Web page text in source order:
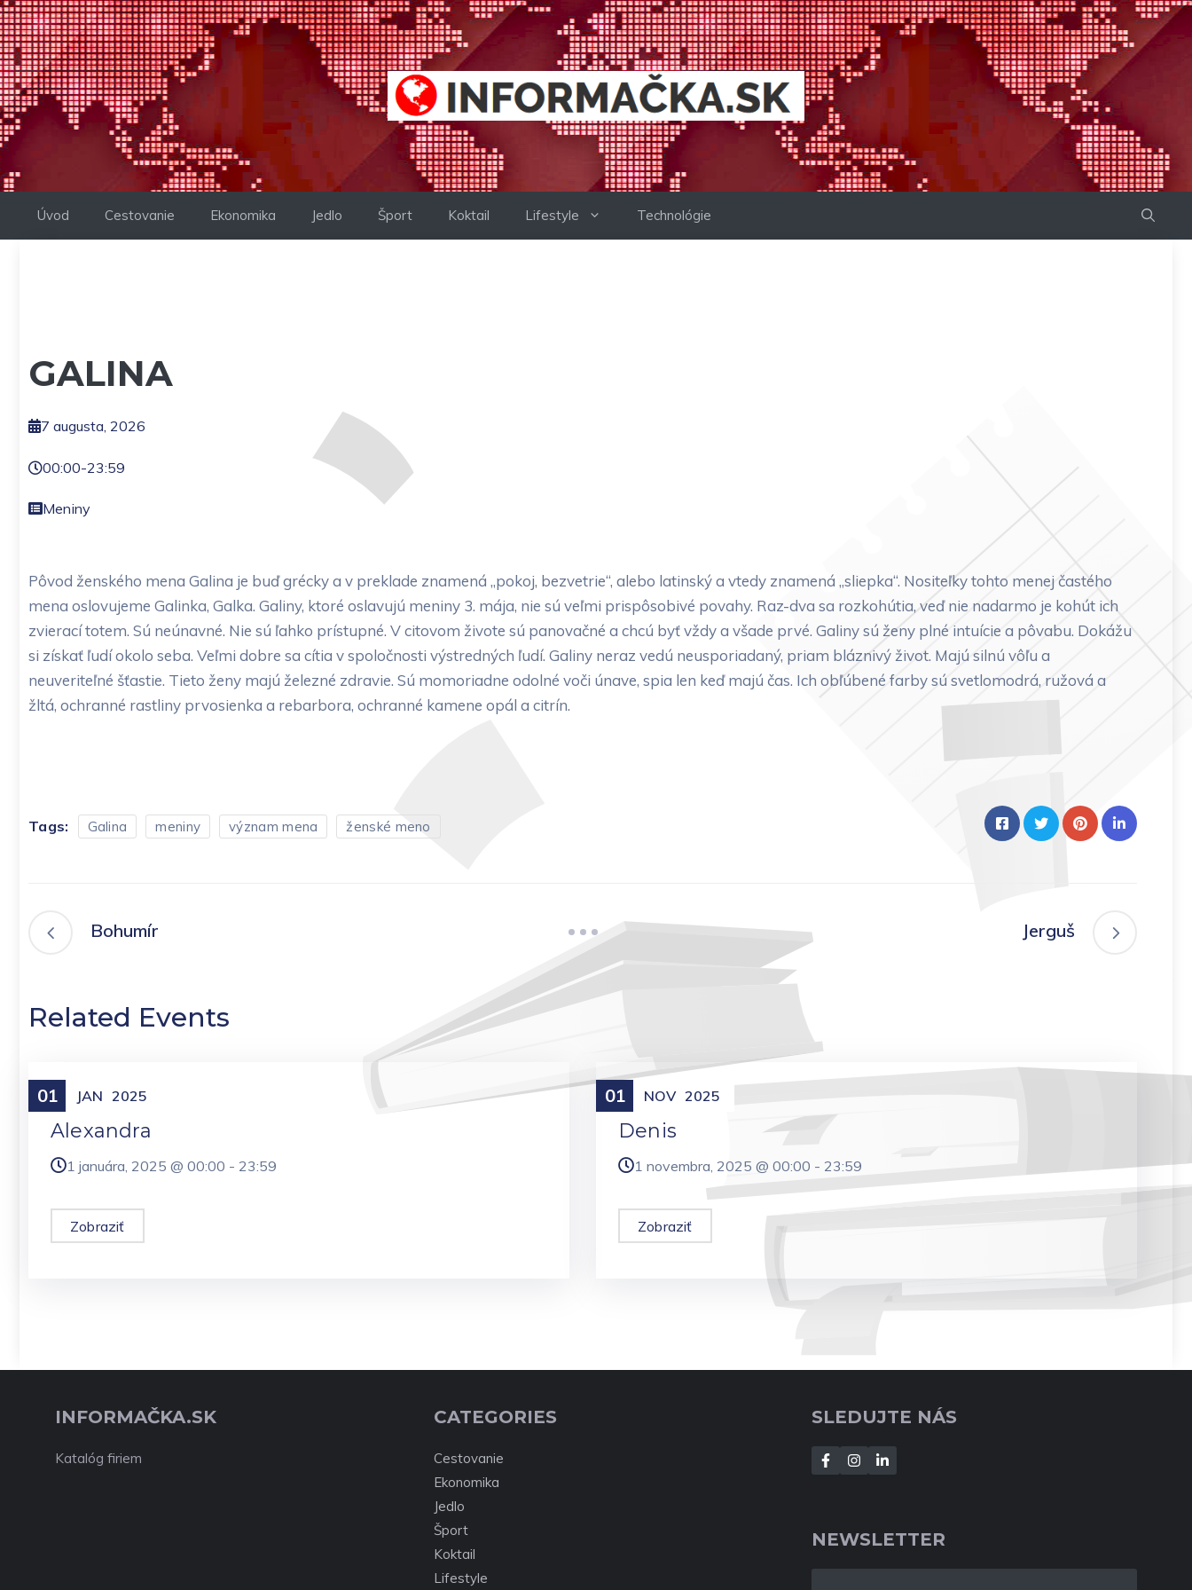
Preskočiť
na
obsah
Úvod Cestovanie Ekonomika Jedlo Šport Koktail Lifestyle Technológie
GALINA
7 augusta, 2026
00:00-23:59
Meniny
Pôvod ženského mena Galina je buď grécky a v preklade znamená „pokoj, bezvetrie“, alebo latinský a vtedy znamená „sliepka“. Nositeľky tohto menej častého
mena oslovujeme Galinka, Galka. Galiny, ktoré oslavujú meniny 3. mája, nie sú veľmi prispôsobivé povahy. Raz-dva sa rozkohútia, veď nie nadarmo je kohút ich
zvierací totem. Sú neúnavné. Nie sú ľahko prístupné. V citovom živote sú panovačné a chcú byť vždy a všade prvé. Galiny sú ženy plné intuície a pôvabu. Dokážu
si získať ľudí okolo seba. Veľmi dobre sa cítia v spoločnosti výstredných ľudí. Galiny neraz vedú neusporiadaný, priam bláznivý život. Majú silnú vôľu a
neuveriteľné šťastie. Tieto ženy majú železné zdravie. Sú momoriadne odolné voči únave, spia len keď majú čas. Ich obľúbené farby sú svetlomodrá, ružová a
žltá, ochranné rastliny prvosienka a rebarbora, ochranné kamene opál a citrín.
Tags: Galina meniny význam mena ženské meno
Bohumír Jerguš
Related Events
01 JAN 2025
Meniny
Alexandra
1 januára, 2025 @ 00:00 - 23:59
Zobraziť
01 NOV 2025
Meniny
Denis
1 novembra, 2025 @ 00:00 - 23:59
Zobraziť
INFORMAČKA.SK
Katalóg firiem
CATEGORIES
Cestovanie
Ekonomika
Jedlo
Šport
Koktail
Lifestyle
SLEDUJTE NÁS
NEWSLETTER